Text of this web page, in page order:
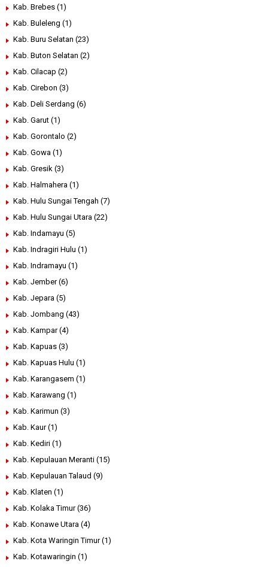
Kab. Brebes (1)
Kab. Buleleng (1)
Kab. Buru Selatan (23)
Kab. Buton Selatan (2)
Kab. Cilacap (2)
Kab. Cirebon (3)
Kab. Deli Serdang (6)
Kab. Garut (1)
Kab. Gorontalo (2)
Kab. Gowa (1)
Kab. Gresik (3)
Kab. Halmahera (1)
Kab. Hulu Sungai Tengah (7)
Kab. Hulu Sungai Utara (22)
Kab. Indamayu (5)
Kab. Indragiri Hulu (1)
Kab. Indramayu (1)
Kab. Jember (6)
Kab. Jepara (5)
Kab. Jombang (43)
Kab. Kampar (4)
Kab. Kapuas (3)
Kab. Kapuas Hulu (1)
Kab. Karangasem (1)
Kab. Karawang (1)
Kab. Karimun (3)
Kab. Kaur (1)
Kab. Kediri (1)
Kab. Kepulauan Meranti (15)
Kab. Kepulauan Talaud (9)
Kab. Klaten (1)
Kab. Kolaka Timur (36)
Kab. Konawe Utara (4)
Kab. Kota Waringin Timur (1)
Kab. Kotawaringin (1)